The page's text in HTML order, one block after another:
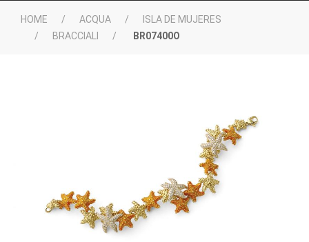
HOME ACQUA
ISLA DE MUJERES
BRACCIALI
BR07400O